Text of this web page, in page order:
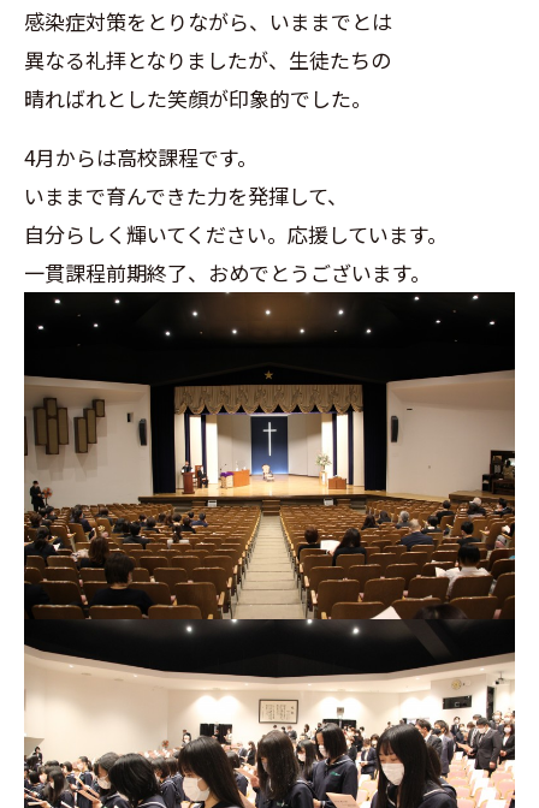
感染症対策をとりながら、いままでとは
異なる礼拝となりましたが、生徒たちの
晴ればれとした笑顔が印象的でした。
4月からは高校課程です。
いままで育んできた力を発揮して、
自分らしく輝いてください。応援しています。
一貫課程前期終了、おめでとうございます。